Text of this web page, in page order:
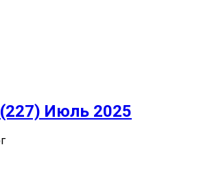
Июль 2025